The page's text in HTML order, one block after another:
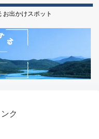
お出かけスポット
ク